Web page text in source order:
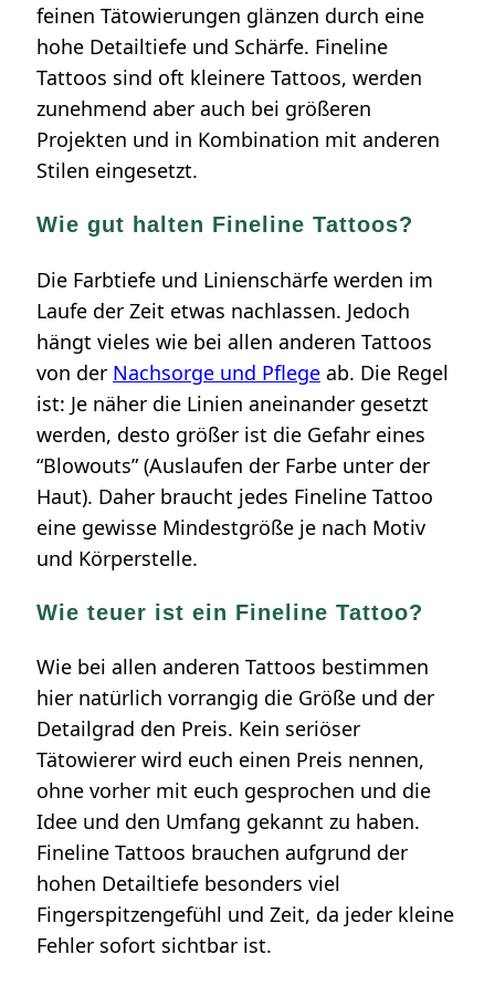
feinen Tätowierungen glänzen durch eine
hohe Detailtiefe und Schärfe. Fineline
Tattoos sind oft kleinere Tattoos, werden
zunehmend aber auch bei größeren
Projekten und in Kombination mit anderen
Stilen eingesetzt.
Wie gut halten Fineline Tattoos?
Die Farbtiefe und Linienschärfe werden im
Laufe der Zeit etwas nachlassen. Jedoch
hängt vieles wie bei allen anderen Tattoos
von der Nachsorge und Pflege ab. Die Regel
ist: Je näher die Linien aneinander gesetzt
werden, desto größer ist die Gefahr eines
“Blowouts” (Auslaufen der Farbe unter der
Haut). Daher braucht jedes Fineline Tattoo
eine gewisse Mindestgröße je nach Motiv
und Körperstelle.
Wie teuer ist ein Fineline Tattoo?
Wie bei allen anderen Tattoos bestimmen
hier natürlich vorrangig die Größe und der
Detailgrad den Preis. Kein seriöser
Tätowierer wird euch einen Preis nennen,
ohne vorher mit euch gesprochen und die
Idee und den Umfang gekannt zu haben.
Fineline Tattoos brauchen aufgrund der
hohen Detailtiefe besonders viel
Fingerspitzengefühl und Zeit, da jeder kleine
Fehler sofort sichtbar ist.